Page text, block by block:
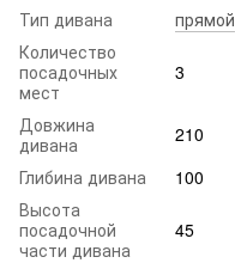
Тип дивана
прямой
Количество
посадочных
мест
3
Довжина
дивана
210
Глибина дивана
100
Высота
посадочной
части дивана
45